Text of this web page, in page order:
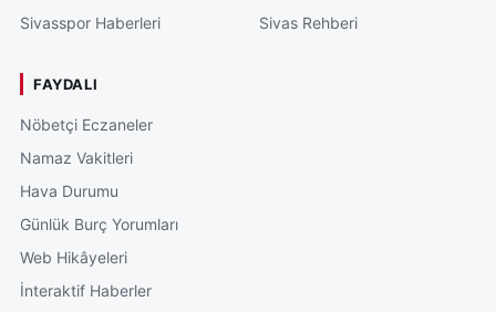
Sivasspor Haberleri
Sivas Rehberi
FAYDALI
Nöbetçi Eczaneler
Namaz Vakitleri
Hava Durumu
Günlük Burç Yorumları
Web Hikâyeleri
İnteraktif Haberler